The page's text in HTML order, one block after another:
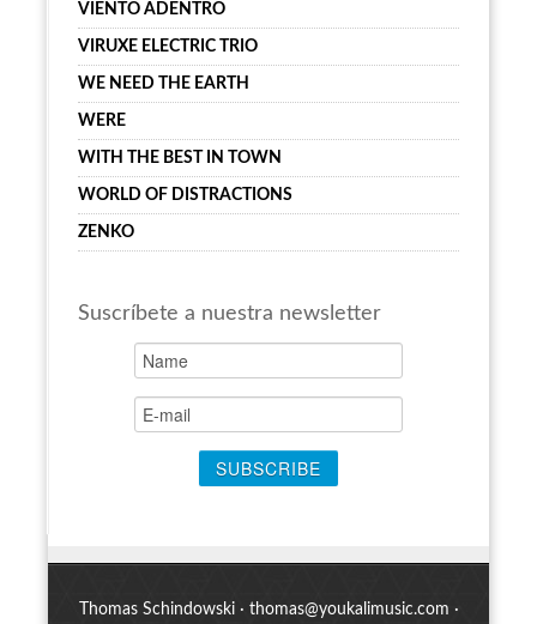
VIENTO ADENTRO
VIRUXE ELECTRIC TRIO
WE NEED THE EARTH
WERE
WITH THE BEST IN TOWN
WORLD OF DISTRACTIONS
ZENKO
Suscríbete a nuestra newsletter
Thomas Schindowski · thomas@youkalimusic.com ·